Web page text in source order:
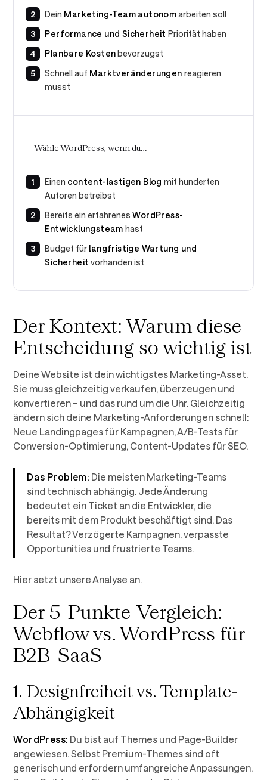
Dein Marketing-Team autonomarbeiten soll
Performance und Sicherheit Priorität haben
Planbare Kostenbevorzugst
Schnell auf Marktveränderungen reagieren
musst
Wähle WordPress, wenn du…
Einen content-lastigen Blog mit hunderten
Autoren betreibst
Bereits ein erfahrenesWordPress-
Entwicklungsteam hast
Budget für langfristige Wartung und
Sicherheit vorhanden ist
Der Kontext: Warum diese
Entscheidung so wichtig ist
Deine Website ist dein wichtigstes Marketing-Asset.
Sie muss gleichzeitig verkaufen, überzeugen und
konvertieren – und das rund um die Uhr. Gleichzeitig
ändern sich deine Marketing-Anforderungen schnell:
Neue Landingpages für Kampagnen, A/B-Tests für
Conversion-Optimierung, Content-Updates für SEO.
Das Problem: Die meisten Marketing-Teams
sind technisch abhängig. Jede Änderung
bedeutet ein Ticket an die Entwickler, die
bereits mit dem Produkt beschäftigt sind. Das
Resultat? Verzögerte Kampagnen, verpasste
Opportunities und frustrierte Teams.
Hier setzt unsere Analyse an.
Der 5-Punkte-Vergleich:
Webflow vs. WordPress für
B2B-SaaS
1. Designfreiheit vs. Template-
Abhängigkeit
WordPress: Du bist auf Themes und Page-Builder
angewiesen. Selbst Premium-Themes sind oft
generisch und erfordern umfangreiche Anpassungen.